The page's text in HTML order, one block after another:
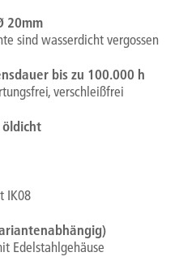
20mm
sind wasserdicht vergossen
bis zu 100.000 h
verschleißfrei
öldicht
IK08
Edelstahlgehäuse